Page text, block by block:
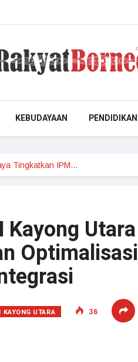
KEBUDAYAAN PENDIDIKAN
Tingkatkan IPM…
Utara
Optimalisasi
KAYONG UTARA 36